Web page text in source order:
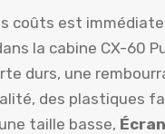
coûts est
la cabine CX-60
durs, une
des plastiques
taille basse,